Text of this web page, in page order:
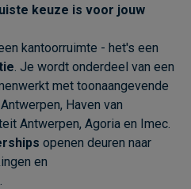
keuze is voor jouw
kantoorruimte - het's een
. Je wordt onderdeel van een
met toonaangevende
Haven van
Antwerpen, Agoria en Imec.
openen deuren naar
en